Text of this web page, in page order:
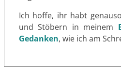
Ich hoffe, ihr habt
und Stöbern in meinem
Gedanken, wie ich am